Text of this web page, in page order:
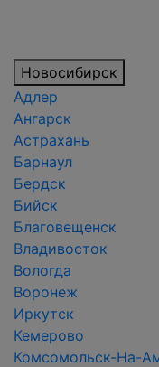
Новосибирск
Адлер
Ангарск
Астрахань
Барнаул
Бердск
Бийск
Благовещенск
Владивосток
Вологда
Воронеж
Иркутск
Кемерово
Комсомольск-На-